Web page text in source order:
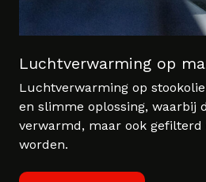
Luchtverwarming op
Luchtverwarming op
en slimme oplossing, waarbij
verwarmd, maar ook gefilterd
worden.